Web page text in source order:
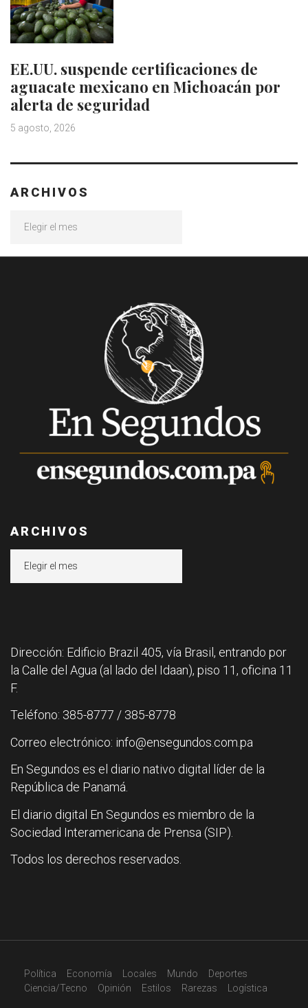
EE.UU. suspende certificaciones de
aguacate mexicano en Michoacán por
alerta de seguridad
5 agosto, 2026
ARCHIVOS
ARCHIVOS
Dirección: Edificio Brazil 405, vía Brasil, entrando por
la Calle del Agua (al lado del Idaan), piso 11, oficina 11
F.
Teléfono: 385-8777 / 385-8778
Correo electrónico: info@ensegundos.com.pa
En Segundos es el diario nativo digital líder de la
República de Panamá.
El diario digital En Segundos es miembro de la
Sociedad Interamericana de Prensa (SIP).
Todos los derechos reservados.
Política Economía Locales Mundo
Deportes
Ciencia/Tecno
Opinión Estilos Rarezas Logística